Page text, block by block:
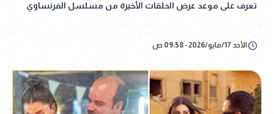
تعرف على موعد عرض الحلقات الأخيرة من مسلسل الفرنساوي
الأحد 17/مايو/2026 - 09:58 ص